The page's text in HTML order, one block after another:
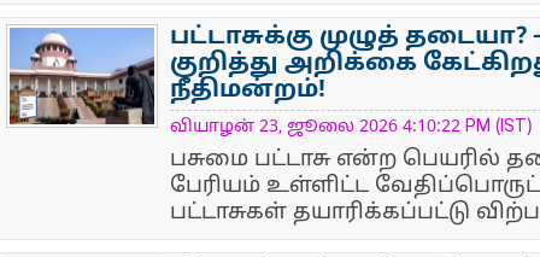
NewsIcon
பட்டாசுக்கு முழுத் தடையா?
குறித்து அறிக்கை
நீதிமன்றம்!
வியாழன் 23, ஜூலை 2026 4:10:22 PM (IST)
பசுமை பட்டாசு என்ற பெயரில்
பேரியம் உள்ளிட்ட
பட்டாசுகள் தயாரிக்கப்பட்டு